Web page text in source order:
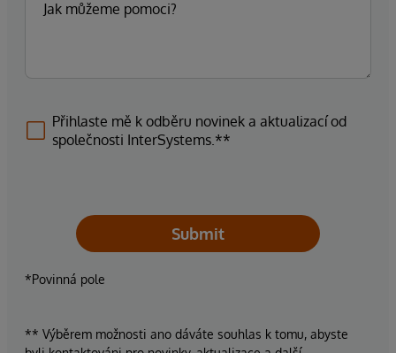
Přihlaste mě k odběru novinek a aktualizací od
společnosti InterSystems.**
Submit
*Povinná pole
** Výběrem možnosti ano dáváte souhlas k tomu, abyste